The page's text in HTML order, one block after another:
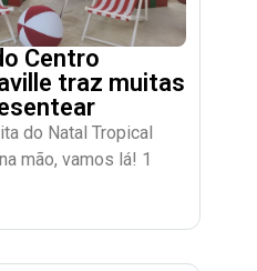
Centro
traz muitas
do Natal Tropical
mão, vamos lá! 1